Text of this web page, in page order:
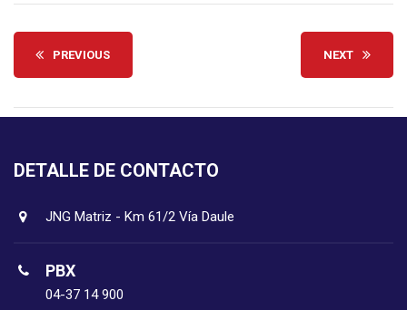
PREVIOUS NEXT
DETALLE DE CONTACTO
JNG Matriz - Km 61/2 Vía Daule
PBX
04-37 14 900